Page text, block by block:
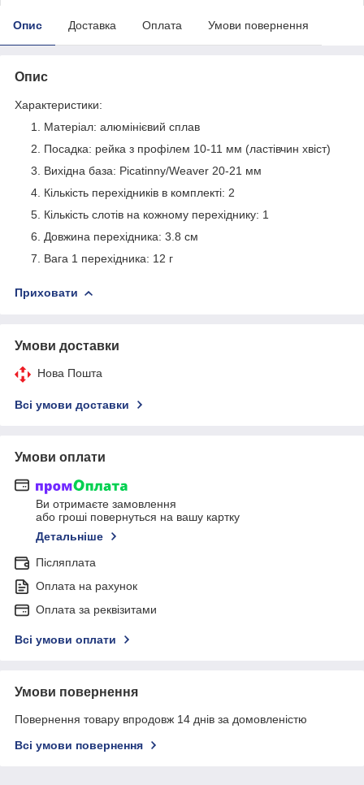
Опис Доставка Оплата Умови повернення
Опис
Характеристики:
Матеріал: алюмінієвий сплав
Посадка: рейка з профілем 10-11 мм (ластівчин хвіст)
Вихідна база: Picatinny/Weaver 20-21 мм
Кількість перехідників в комплекті: 2
Кількість слотів на кожному перехіднику: 1
Довжина перехідника: 3.8 см
Вага 1 перехідника: 12 г
Приховати
Умови доставки
Нова Пошта
Всі умови доставки
Умови оплати
Ви отримаєте замовлення
або гроші повернуться на вашу картку
Детальніше
Післяплата
Оплата на рахунок
Оплата за реквізитами
Всі умови оплати
Умови повернення
Повернення товару впродовж 14 днів за домовленістю
Всі умови повернення